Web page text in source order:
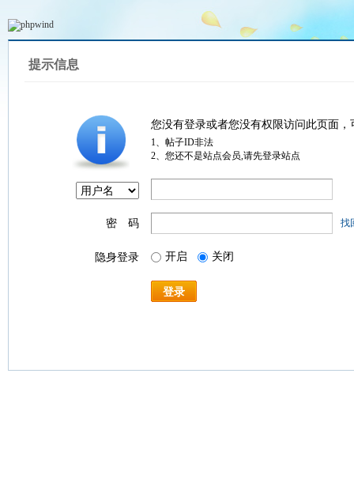
提示信息
您没有登录或者您没有权限访问此页面
1、帖子ID非法
2、您还不是站点会员,请先登录站点
密 码 找
隐身登录 开启 关闭
登录